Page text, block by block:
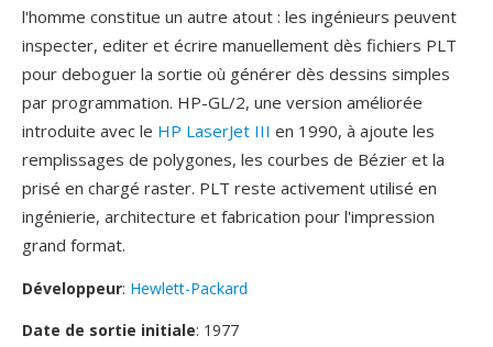
l'homme constitue un autre atout : les ingénieurs peuvent
inspecter, editer et écrire manuellement dès fichiers PLT
pour deboguer la sortie où générer dès dessins simples
par programmation. HP-GL/2, une version améliorée
introduite avec le HP LaserJet III en 1990, à ajoute les
remplissages de polygones, les courbes de Bézier et la
prisé en chargé raster. PLT reste activement utilisé en
ingénierie, architecture et fabrication pour l'impression
grand format.
Développeur: Hewlett-Packard
Date de sortie initiale: 1977